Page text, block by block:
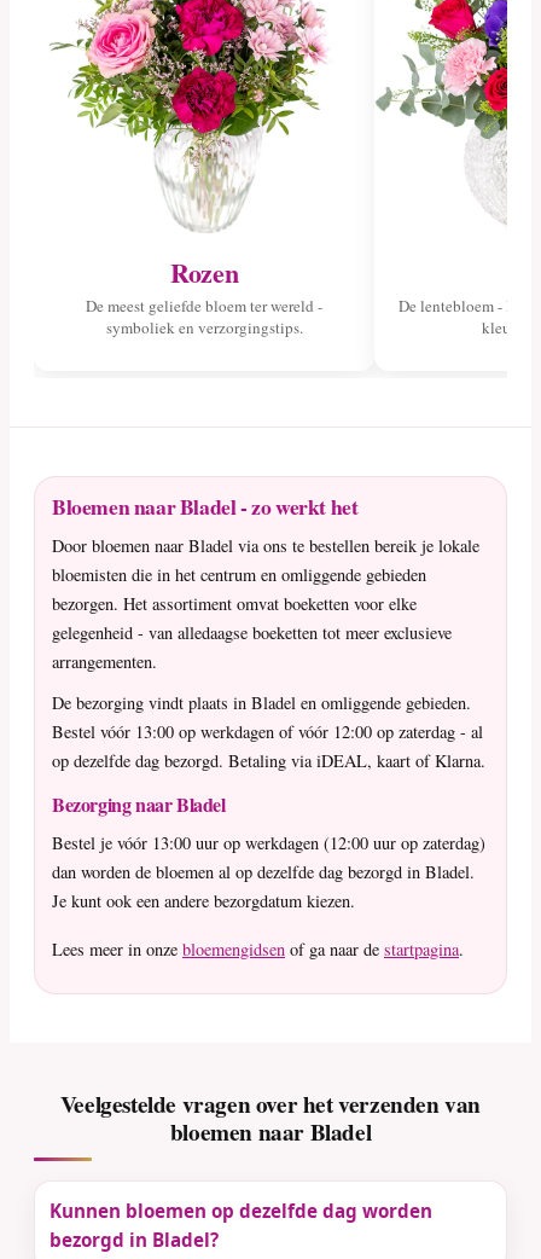
Rozen
De meest geliefde bloem ter wereld -
symboliek en verzorgingstips.
De lentebloem - lees
kleuren
Bloemen naar Bladel - zo werkt het
Door bloemen naar Bladel via ons te bestellen bereik je lokale
bloemisten die in het centrum en omliggende gebieden
bezorgen. Het assortiment omvat boeketten voor elke
gelegenheid - van alledaagse boeketten tot meer exclusieve
arrangementen.
De bezorging vindt plaats in Bladel en omliggende gebieden.
Bestel vóór 13:00 op werkdagen of vóór 12:00 op zaterdag - al
op dezelfde dag bezorgd. Betaling via iDEAL, kaart of Klarna.
Bezorging naar Bladel
Bestel je vóór 13:00 uur op werkdagen (12:00 uur op zaterdag)
dan worden de bloemen al op dezelfde dag bezorgd in Bladel.
Je kunt ook een andere bezorgdatum kiezen.
Lees meer in onze bloemengidsen of ga naar de startpagina.
Veelgestelde vragen over het verzenden van
bloemen naar Bladel
Kunnen bloemen op dezelfde dag worden
bezorgd in Bladel?